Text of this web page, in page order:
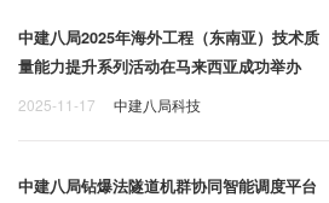
中建八局2025年海外工程（东南亚）技术质
量能力提升系列活动在马来西亚成功举办
2025-11-17 中建八局科技
中建八局钻爆法隧道机群协同智能调度平台